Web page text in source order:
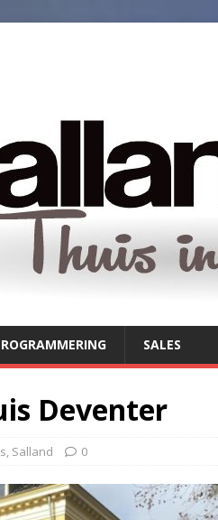
SALES
Deventer
, Salland 0